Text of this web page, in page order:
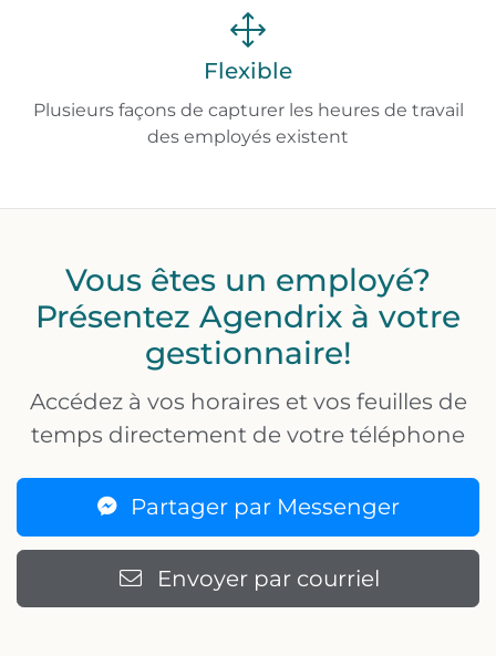
Flexible
Plusieurs façons de capturer les heures de travail
des employés existent
Vous êtes un employé?
Présentez Agendrix à votre
gestionnaire!
Accédez à vos horaires et vos feuilles de
temps directement de votre téléphone
Partager par Messenger
Envoyer par courriel